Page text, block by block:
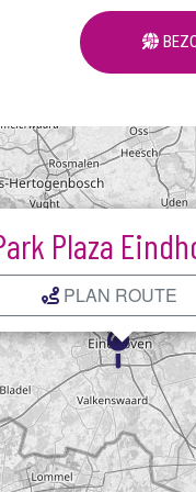
Kaart
Plaza
PLAN ROUTE